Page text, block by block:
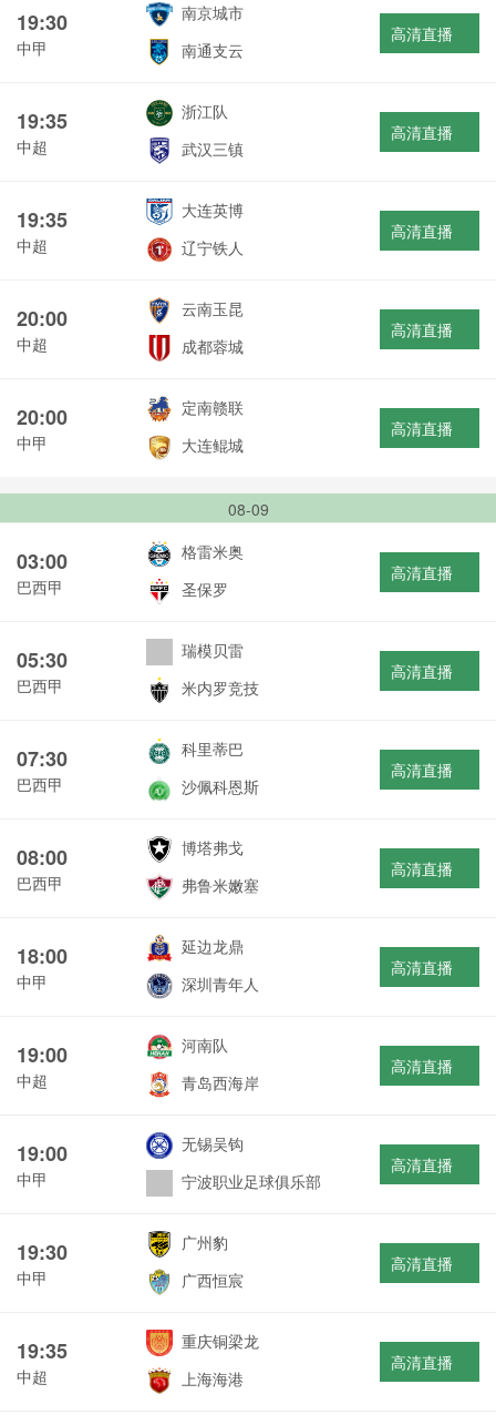
19:30
中甲
南京城市
南通支云
高清直播
19:35
中超
浙江队
武汉三镇
高清直播
19:35
中超
大连英博
辽宁铁人
高清直播
20:00
中超
云南玉昆
成都蓉城
高清直播
20:00
中甲
定南赣联
大连鲲城
高清直播
08-09
03:00
巴西甲
格雷米奥
圣保罗
高清直播
05:30
巴西甲
瑞模贝雷
米内罗竞技
高清直播
07:30
巴西甲
科里蒂巴
沙佩科恩斯
高清直播
08:00
巴西甲
博塔弗戈
弗鲁米嫩塞
高清直播
18:00
中甲
延边龙鼎
深圳青年人
高清直播
19:00
中超
河南队
青岛西海岸
高清直播
19:00
中甲
无锡吴钩
宁波职业足球俱乐部
高清直播
19:30
中甲
广州豹
广西恒宸
高清直播
19:35
中超
重庆铜梁龙
上海海港
高清直播